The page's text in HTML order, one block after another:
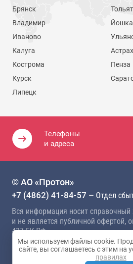
Телефоны
и адреса
Брянск
Владимир
Иваново
Калуга
Кострома
Курск
Липецк
Пенза
© АО «Протон»
+7 (4862) 41-84-57 — Отдел
Вся информация носит справочный
и не является публичной офертой,
437 ГК РФ
Политика конфиденциальности
Мы используем файлы cookie.
сайте, вы соглашаетесь с этим на
правилах